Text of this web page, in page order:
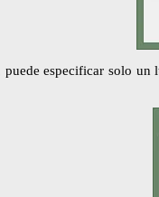
especificar solo